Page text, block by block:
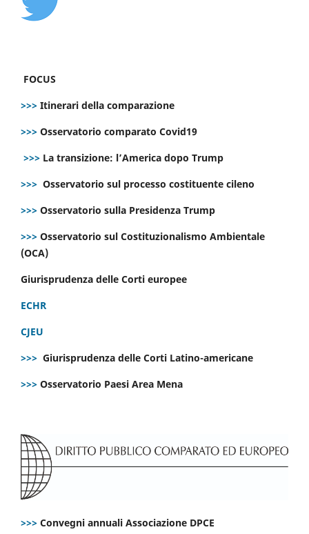
FOCUS
>>> Itinerari della comparazione
>>> Osservatorio comparato Covid19
>>> La transizione: l’America dopo Trump
>>> Osservatorio sul processo costituente cileno
>>> Osservatorio sulla Presidenza Trump
>>> Osservatorio sul Costituzionalismo Ambientale
(OCA)
Giurisprudenza delle Corti europee
ECHR
CJEU
>>> Giurisprudenza delle Corti Latino-americane
>>> Osservatorio Paesi Area Mena
>>> Convegni annuali Associazione DPCE